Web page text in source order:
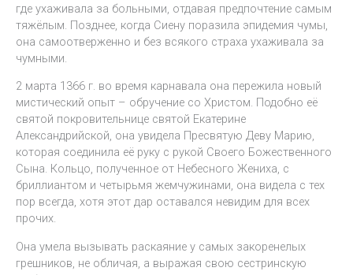
где ухаживала за больными, отдавая предпочтение самым
тяжёлым. Позднее, когда Сиену поразила эпидемия чумы,
она самоотверженно и без всякого страха ухаживала за
чумными.
2 марта 1366 г. во время карнавала она пережила новый
мистический опыт – обручение со Христом. Подобно её
святой покровительнице святой Екатерине
Александрийской, она увидела Пресвятую Деву Марию,
которая соединила её руку с рукой Своего Божественного
Сына. Кольцо, полученное от Небесного Жениха, с
бриллиантом и четырьмя жемчужинами, она видела с тех
пор всегда, хотя этот дар оставался невидим для всех
прочих.
Она умела вызывать раскаяние у самых закоренелых
грешников, не обличая, а выражая свою сестринскую